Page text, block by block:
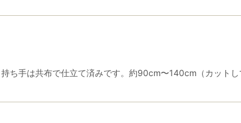
手は共布で仕立て済みです。約90cm〜140cm（カットし